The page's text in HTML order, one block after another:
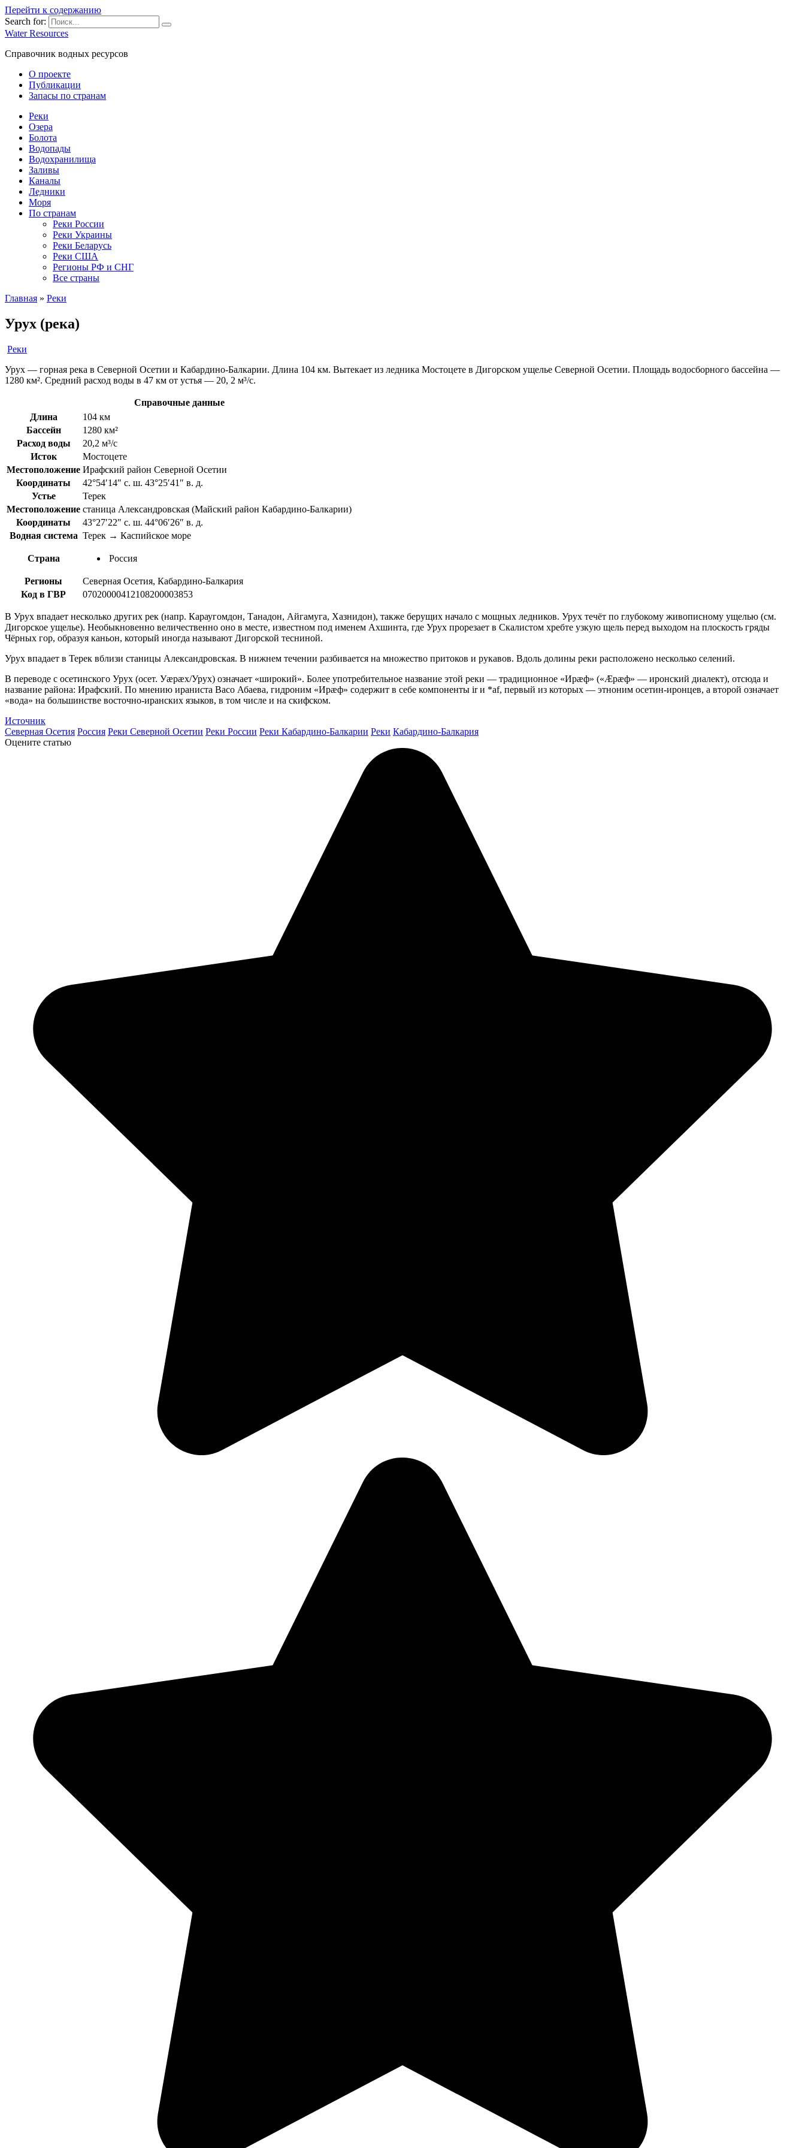
Перейти к содержанию
Search for:
Water Resources
Справочник водных ресурсов
О проекте
Публикации
Запасы по странам
Реки
Озера
Болота
Водопады
Водохранилища
Заливы
Каналы
Ледники
Моря
По странам
Реки России
Реки Украины
Реки Беларусь
Реки США
Регионы РФ и СНГ
Все страны
Главная » Реки
Урух (река)
Реки
Урух — горная река в Северной Осетии и Кабардино-Балкарии. Длина 104 км. Вытекает из ледника Мостоцете в Дигорском ущелье Северной Осетии. Площадь водосборного бассейна —
1280 км². Средний расход воды в 47 км от устья — 20, 2 м³/с.
Справочные данные
Длина
104 км
Бассейн
1280 км²
Расход воды
20,2 м³/с
Исток
Мостоцете
Местоположение Ирафский район Северной Осетии
Координаты
42°54′14″ с. ш. 43°25′41″ в. д.
Устье
Терек
Местоположение станица Александровская (Майский район Кабардино-Балкарии)
Координаты
43°27′22″ с. ш. 44°06′26″ в. д.
Водная система Терек → Каспийское море
Страна Россия
Регионы
Северная Осетия, Кабардино-Балкария
Код в ГВР
07020000412108200003853
В Урух впадает несколько других рек (напр. Караугомдон, Танадон, Айгамуга, Хазнидон), также берущих начало с мощных ледников. Урух течёт по глубокому живописному ущелью (см.
Дигорское ущелье). Необыкновенно величественно оно в месте, известном под именем Ахшинта, где Урух прорезает в Скалистом хребте узкую щель перед выходом на плоскость гряды
Чёрных гор, образуя каньон, который иногда называют Дигорской тесниной.
Урух впадает в Терек вблизи станицы Александровская. В нижнем течении разбивается на множество притоков и рукавов. Вдоль долины реки расположено несколько селений.
В переводе с осетинского Урух (осет. Уæрæх/Урух) означает «широкий». Более употребительное название этой реки — традиционное «Ирæф» («Æрæф» — иронский диалект), отсюда и
название района: Ирафский. По мнению ираниста Васо Абаева, гидроним «Ирæф» содержит в себе компоненты ir и *af, первый из которых — этноним осетин-иронцев, а второй означает
«вода» на большинстве восточно-иранских языков, в том числе и на скифском.
Источник
Северная Осетия Россия Реки Северной Осетии Реки России Реки Кабардино-Балкарии Реки Кабардино-Балкария
Оцените статью